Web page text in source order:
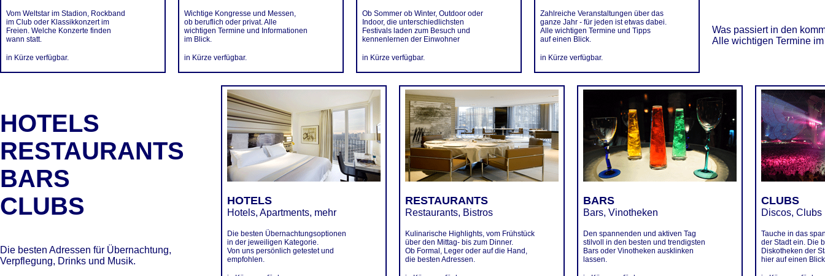
Vom Weltstar im Stadion, Rockband
im Club oder Klassikkonzert im
Freien. Welche Konzerte finden
wann statt.
in Kürze verfügbar.
Wichtige Kongresse und Messen,
ob beruflich oder privat. Alle
wichtigen Termine und Informationen
im Blick.
in Kürze verfügbar.
Ob Sommer ob Winter, Outdoor oder
Indoor, die unterschiedlichsten
Festivals laden zum Besuch und
kennenlernen der Einwohner
in Kürze verfügbar.
Zahlreiche Veranstaltungen über das
ganze Jahr - für jeden ist etwas dabei.
Alle wichtigen Termine und Tipps
auf einen Blick.
in Kürze verfügbar.
Was passiert in den
Alle wichtigen Termine
HOTELS
RESTAURANTS
BARS
CLUBS
Die besten Adressen für Übernachtung,
Verpflegung, Drinks und Musik.
HOTELS
Hotels, Apartments, mehr
Die besten Übernachtungsoptionen
in der jeweiligen Kategorie.
Von uns persönlich getestet und
empfohlen.
RESTAURANTS
Restaurants, Bistros
Kulinarische Highlights, vom Frühstück
über den Mittag- bis zum Dinner.
Ob Formal, Leger oder auf die Hand,
die besten Adressen.
BARS
Bars, Vinotheken
Den spannenden und aktiven Tag
stilvoll in den besten und trendigsten
Bars oder Vinotheken ausklinken
lassen.
CLUBS
Discos, Clubs
Tauche in das
der Stadt ein. Die
Diskotheken der
hier auf einen